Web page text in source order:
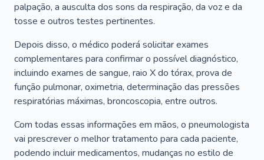
palpação, a ausculta dos sons da respiração, da voz e da
tosse e outros testes pertinentes.
Depois disso, o médico poderá solicitar exames
complementares para confirmar o possível diagnóstico,
incluindo exames de sangue, raio X do tórax, prova de
função pulmonar, oximetria, determinação das pressões
respiratórias máximas, broncoscopia, entre outros.
Com todas essas informações em mãos, o pneumologista
vai prescrever o melhor tratamento para cada paciente,
podendo incluir medicamentos, mudanças no estilo de